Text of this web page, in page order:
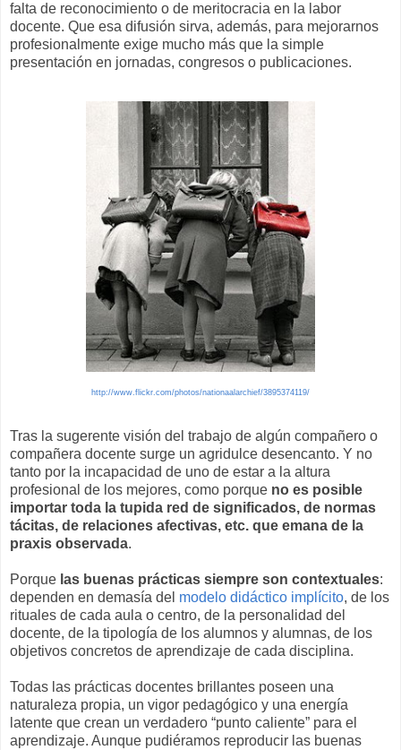
falta de reconocimiento o de meritocracia en la labor
docente. Que esa difusión sirva, además, para mejorarnos
profesionalmente exige mucho más que la simple
presentación en jornadas, congresos o publicaciones.
http://www.flickr.com/photos/nationaalarchief/3895374119/
Tras la sugerente visión del trabajo de algún compañero o
compañera docente surge un agridulce desencanto. Y no
tanto por la incapacidad de uno de estar a la altura
profesional de los mejores, como porque no es posible
importar toda la tupida red de significados, de normas
tácitas, de relaciones afectivas, etc. que emana de la
praxis observada.
Porque las buenas prácticas siempre son contextuales:
dependen en demasía del modelo didáctico implícito, de los
rituales de cada aula o centro, de la personalidad del
docente, de la tipología de los alumnos y alumnas, de los
objetivos concretos de aprendizaje de cada disciplina.
Todas las prácticas docentes brillantes poseen una
naturaleza propia, un vigor pedagógico y una energía
latente que crean un verdadero “punto caliente” para el
aprendizaje. Aunque pudiéramos reproducir las buenas